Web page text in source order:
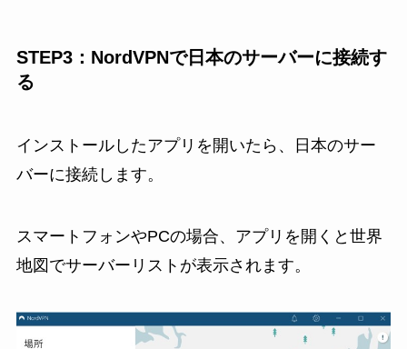
STEP3：NordVPNで日本のサーバーに接続す
る
インストールしたアプリを開いたら、日本のサー
バーに接続します。
スマートフォンやPCの場合、アプリを開くと世界
地図でサーバーリストが表示されます。